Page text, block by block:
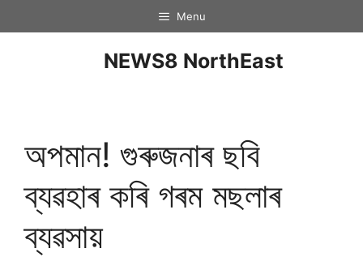
Menu
NEWS8 NorthEast
অপমান! গুৰুজনাৰ ছবি
ব্যৱহাৰ কৰি গৰম মছলাৰ
ব্যৱসায়